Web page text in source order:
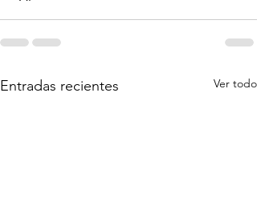
Entradas recientes Ver todo